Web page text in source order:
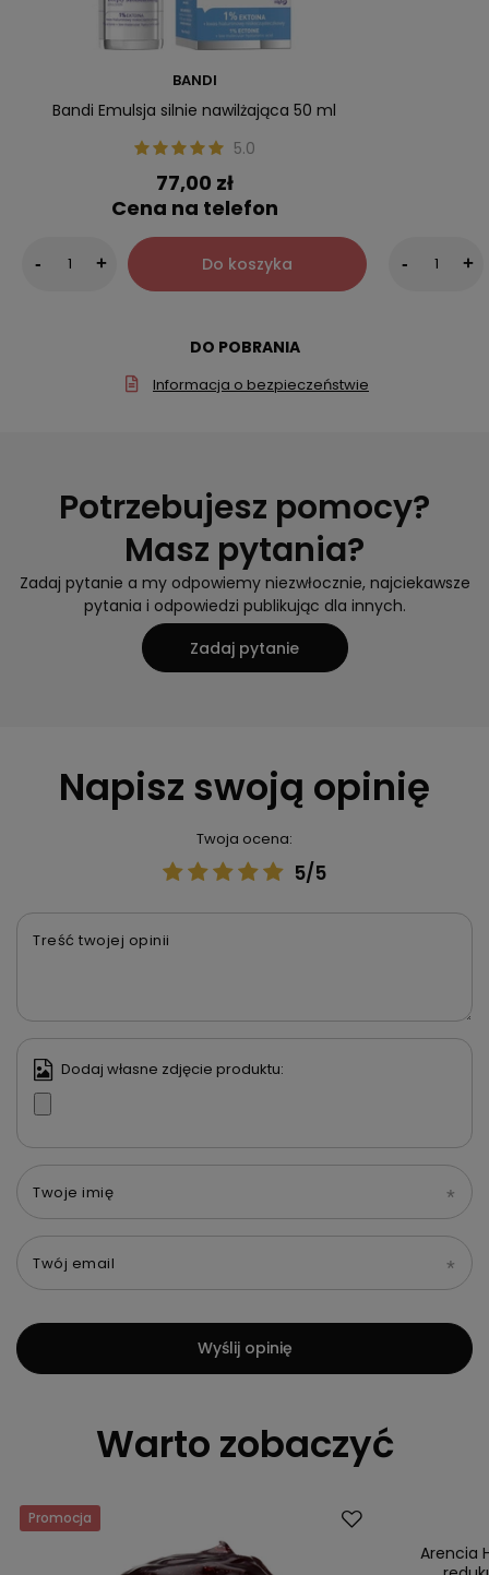
BANDI
Bandi Emulsja silnie nawilżająca 50 ml
5.0
77,00 zł
Cena na telefon
- + Do koszyka - +
DO POBRANIA
Informacja o bezpieczeństwie
Potrzebujesz pomocy?
Masz pytania?
Zadaj pytanie a my odpowiemy niezwłocznie, najciekawsze
pytania i odpowiedzi publikując dla innych.
Zadaj pytanie
Napisz swoją opinię
Twoja ocena:
5/5
Treść twojej opinii
Dodaj własne zdjęcie produktu:
Twoje imię
Twój email
Wyślij opinię
Warto zobaczyć
Promocja
Arencia